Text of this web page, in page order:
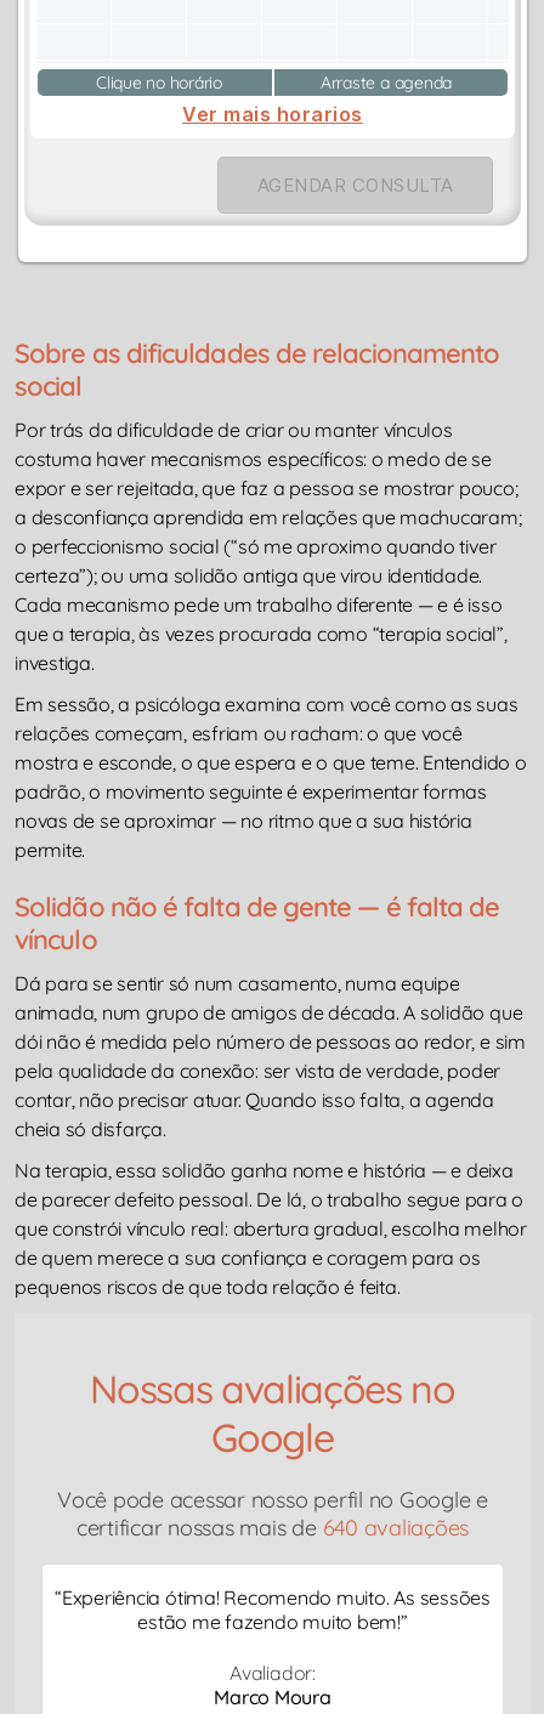
Clique no horário Arraste a agenda
Ver mais horarios
AGENDAR CONSULTA
Sobre as dificuldades de relacionamento
social
Por trás da dificuldade de criar ou manter vínculos
costuma haver mecanismos específicos: o medo de se
expor e ser rejeitada, que faz a pessoa se mostrar pouco;
a desconfiança aprendida em relações que machucaram;
o perfeccionismo social (“só me aproximo quando tiver
certeza”); ou uma solidão antiga que virou identidade.
Cada mecanismo pede um trabalho diferente — e é isso
que a terapia, às vezes procurada como “terapia social”,
investiga.
Em sessão, a psicóloga examina com você como as suas
relações começam, esfriam ou racham: o que você
mostra e esconde, o que espera e o que teme. Entendido o
padrão, o movimento seguinte é experimentar formas
novas de se aproximar — no ritmo que a sua história
permite.
Solidão não é falta de gente — é falta de
vínculo
Dá para se sentir só num casamento, numa equipe
animada, num grupo de amigos de década. A solidão que
dói não é medida pelo número de pessoas ao redor, e sim
pela qualidade da conexão: ser vista de verdade, poder
contar, não precisar atuar. Quando isso falta, a agenda
cheia só disfarça.
Na terapia, essa solidão ganha nome e história — e deixa
de parecer defeito pessoal. De lá, o trabalho segue para o
que constrói vínculo real: abertura gradual, escolha melhor
de quem merece a sua confiança e coragem para os
pequenos riscos de que toda relação é feita.
Nossas avaliações no
Google
Você pode acessar nosso perfil no Google e
certificar nossas mais de 640 avaliações
“Experiência ótima! Recomendo muito. As sessões
estão me fazendo muito bem!”
Avaliador:
Marco Moura